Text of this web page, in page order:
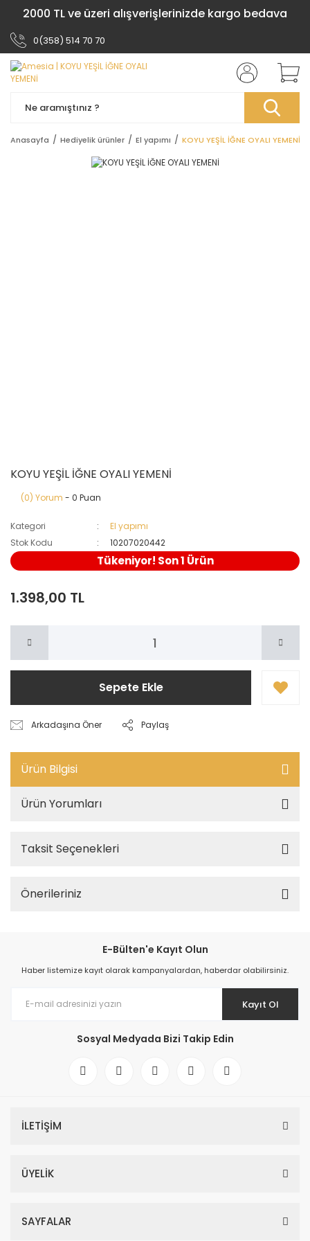
2000 TL ve üzeri alışverişlerinizde kargo bedava
0(358) 514 70 70
Anasayfa Hediyelik ürünler El yapımı KOYU YEŞİL İĞNE OYALI YEMENİ
KOYU YEŞİL İĞNE OYALI YEMENİ
(0) Yorum - 0 Puan
Kategori
El yapımı
Stok Kodu
10207020442
Tükeniyor! Son 1 Ürün
1.398,00 TL
Sepete Ekle
Arkadaşına Öner Paylaş
Ürün Bilgisi
Ürün Yorumları
Taksit Seçenekleri
Önerileriniz
E-Bülten'e Kayıt Olun
Haber listemize kayıt olarak kampanyalardan, haberdar olabilirsiniz.
Kayıt Ol
Sosyal Medyada Bizi Takip Edin
İLETİŞİM
ÜYELİK
SAYFALAR